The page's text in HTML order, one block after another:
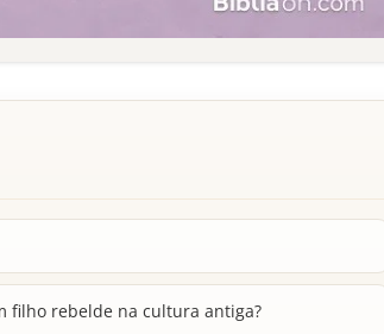
filho rebelde na cultura antiga?